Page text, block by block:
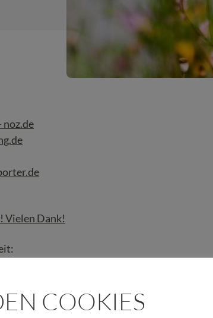
noz.de
Vielen Dank!
COOKIES